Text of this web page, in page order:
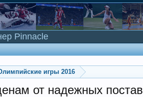
игры 2016
от надежных
Pinnacle